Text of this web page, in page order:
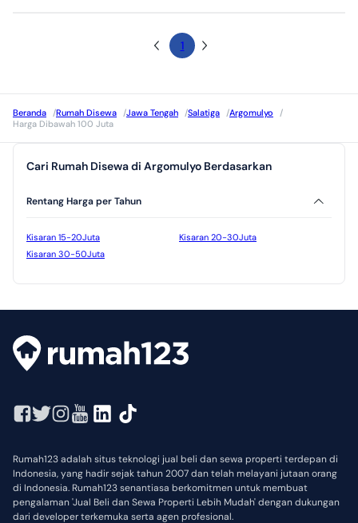
1
Beranda /Rumah Disewa /Jawa Tengah /Salatiga /Argomulyo
/
Harga Dibawah 100 Juta
Cari Rumah Disewa di Argomulyo Berdasarkan
Rentang Harga per Tahun
Kisaran 15-20Juta
Kisaran 20-30Juta
Kisaran 30-50Juta
Rumah123 adalah situs teknologi jual beli dan sewa properti terdepan di
Indonesia, yang hadir sejak tahun 2007 dan telah melayani jutaan orang
di Indonesia. Rumah123 senantiasa berkomitmen untuk membuat
pengalaman 'Jual Beli dan Sewa Properti Lebih Mudah' dengan dukungan
dari developer terkemuka serta agen profesional.